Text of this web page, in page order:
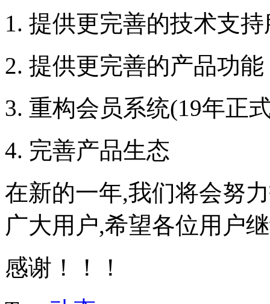
提供更完善的技术支持
提供更完善的产品功能
重构会员系统(19年正
完善产品生态
在新的一年,我们将会努
广大用户,希望各位用户
感谢！！！